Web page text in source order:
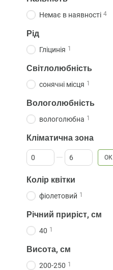
Немає в наявності 4
Рід
Гліцинія 1
Світлолюбність
сонячні місця 1
Вологолюбність
вологолюбна 1
Кліматична зона
Від Кліматична зона
До Кліматична зона ОК
Колір квітки
фіолетовий 1
Річний приріст, см
40 1
Висота, см
200-250 1